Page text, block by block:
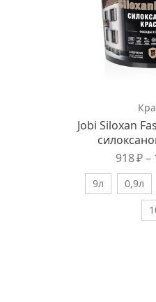
Jobi Siloxan
918₽–
9л 0,9л